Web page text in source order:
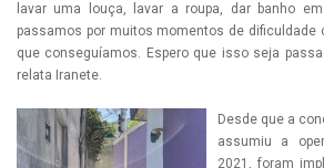
lavar uma louça, lavar a roupa, dar banho
passamos por muitos momentos de dificuldade
que conseguíamos. Espero que isso seja
relata Iranete.
Desde que a
assumiu a
2021, foram